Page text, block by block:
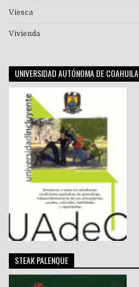
Viesca
Vivienda
UNIVERSIDAD AUTÓNOMA DE COAHUILA
STEAK PALENQUE